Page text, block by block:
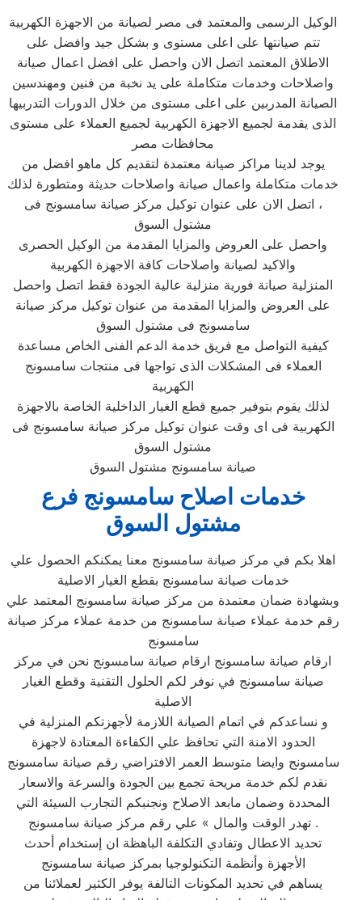
الوكيل الرسمى والمعتمد فى مصر لصيانة من الاجهزة الكهربية
تتم صيانتها على اعلى مستوى و بشكل جيد وافضل على
الاطلاق المعتمد اتصل الان واحصل على افضل اعمال صيانة
واصلاحات وخدمات متكاملة على يد نخبة من فنين ومهندسين
الصيانة المدربين على اعلى مستوى من خلال الدورات التدربيها
الذى يقدمة لجميع الاجهزة الكهربية لجميع العملاء على مستوى
محافظات مصر
يوجد لدينا مراكز صيانة معتمدة لتقديم كل ماهو افضل من
خدمات متكاملة واعمال صيانة واصلاحات حديثة ومتطورة لذلك
، اتصل الان على عنوان توكيل مركز صيانة سامسونج فى
مشتول السوق‏
واحصل على العروض والمزايا المقدمة من الوكيل الحصرى
والاكيد لصيانة واصلاحات كافة الاجهزة الكهربية
المنزلية صيانة فورية منزلية عالية الجودة فقط اتصل واحصل
على العروض والمزايا المقدمة من عنوان توكيل مركز صيانة
سامسونج فى مشتول السوق‏
كيفية التواصل مع فريق خدمة الدعم الفنى الخاص مساعدة
العملاء فى المشكلات الذى تواجها فى منتجات سامسونج
الكهربية
لذلك يقوم بتوفير جميع قطع الغيار الداخلية الخاصة بالاجهزة
الكهربية فى اى وقت عنوان توكيل مركز صيانة سامسونج فى
مشتول السوق‏
صيانة سامسونج مشتول السوق
خدمات اصلاح سامسونج فرع
مشتول السوق‏
اهلا بكم في مركز صيانة سامسونج معنا يمكنكم الحصول علي
خدمات صيانة سامسونج بقطع الغيار الاصلية
وبشهادة ضمان معتمدة من مركز صيانة سامسونج المعتمد علي
رقم خدمة عملاء صيانة سامسونج من خدمة عملاء مركز صيانة
سامسونج
ارقام صيانة سامسونج ارقام صيانة سامسونج نحن في مركز
صيانة سامسونج في نوفر لكم الحلول التقنية وقطع الغيار
الاصلية
و نساعدكم في اتمام الصيانة اللازمة لأجهزتكم المنزلية في
الحدود الامنة التي تحافظ علي الكفاءة المعتادة لاجهزة
سامسونج وايضا متوسط العمر الافتراضي رقم صيانة سامسونج
نقدم لكم خدمة مريحة تجمع بين الجودة والسرعة والاسعار
المحددة وضمان مابعد الاصلاح ونجنبكم التجارب السيئة التي
تهدر الوقت والمال » علي رقم مركز صيانة سامسونج .
تحديد الاعطال وتفادي التكلفة الباهظة ان إستخدام أحدث
الأجهزة وأنظمة التكنولوجيا بمركز صيانة سامسونج
يساهم في تحديد المكونات التالفة يوفر الكثير لعملائنا من